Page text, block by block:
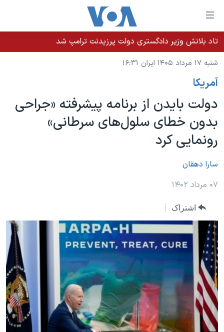
لینکهای
قابل
دسترسی
جهش
محتوای
اصلی
جهش
به
صفحه
جهش
به
خانه
نسخه سبک وب‌سایت
موضوع ها
ایران
آمریکا
جهان
ورزشی
فرهنگ و زندگی
حقوق شهروندی
اقتصادی
علم و فناوری
اسرائیل در جنگ
گالری عکس
برنامه های تلویزیونی
جدول برنامه ها
صفحه‌های ویژه
جام جهانی ۲۰۲۶
مستندها
انتخابات ریاست جمهوری آمریکا ۲۰۲۴
حمله جمهوری اسلامی به اسرائیل
رمز مهسا
ورزش زنان در ایران
اعتراضات زن، زندگی، آزادی
فرکانس‌های صدای آمریکا
پخش رادیویی
یادگیری زبان انگلیسی
دنبال کنید
زبانهای مختلف
تاد بلانش وزیر دادگستری دولت پرزیدنت ترامپ شد
شنبه ۱۷ مرداد ۱۴۰۵ ایران ۱۶:۳۱
آمريکا
دولت بایدن از برنامه پیشرفته «جراحی
بدون خطای سلول‌های سرطانی»
رونمایی کرد
سارا دهقان
۰۷ مرداد ۱۴۰۲
اشتراک